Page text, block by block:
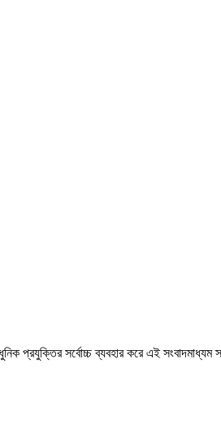
প্রযুক্তির সর্বোচ্চ ব্যবহার করে এই সংবাদমাধ্যম